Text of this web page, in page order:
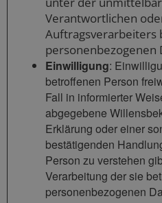
Verantwortlichen
Auftragsverarbeiters
personenbezogenen
Einwilligung:
betroffenen Person
Fall in informierter
abgegebene
Erklärung oder einer
bestätigenden
Person zu verstehen
Verarbeitung der sie
personenbezogenen